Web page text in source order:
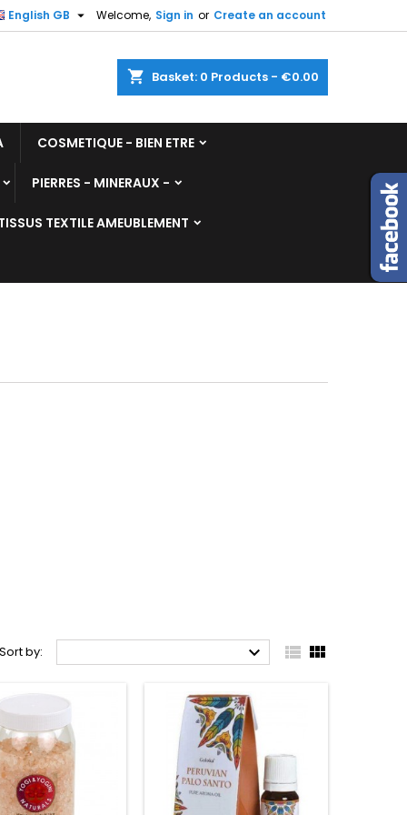
Welcome, Sign in or Create an account
English GB 
shopping_cart Basket: 0 Products - €0.00
COSMETIQUE - BIEN ETRE
PIERRES - MINERAUX -
TEXTILE AMEUBLEMENT
Sort by:   